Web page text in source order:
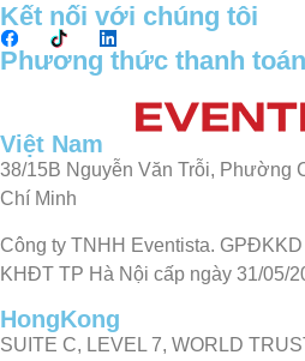
Kết nối với chúng tôi
Phương thức thanh toán
Việt Nam
38/15B Nguyễn Văn Trỗi, Phường
Chí Minh
Công ty TNHH Eventista.
KHĐT TP Hà Nội cấp ngày 31/05/
HongKong
SUITE C, LEVEL 7, WORLD